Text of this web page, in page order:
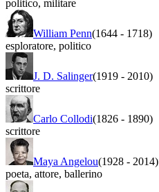
politico, militare
William Penn(1644 - 1718)
esploratore, politico
J. D. Salinger(1919 - 2010)
scrittore
Carlo Collodi(1826 - 1890)
scrittore
Maya Angelou(1928 - 2014)
poeta, attore, ballerino